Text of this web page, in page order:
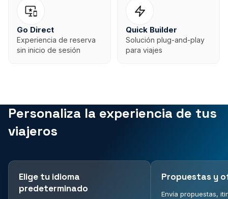
Go Direct
Experiencia de reserva
sin inicio de sesión
Quick Builder
Solución plug-and-play
para viajes
Personaliza la experiencia de tus
viajeros
Elige tu idioma
predeterminado
Propuestas y
Envía propuestas,